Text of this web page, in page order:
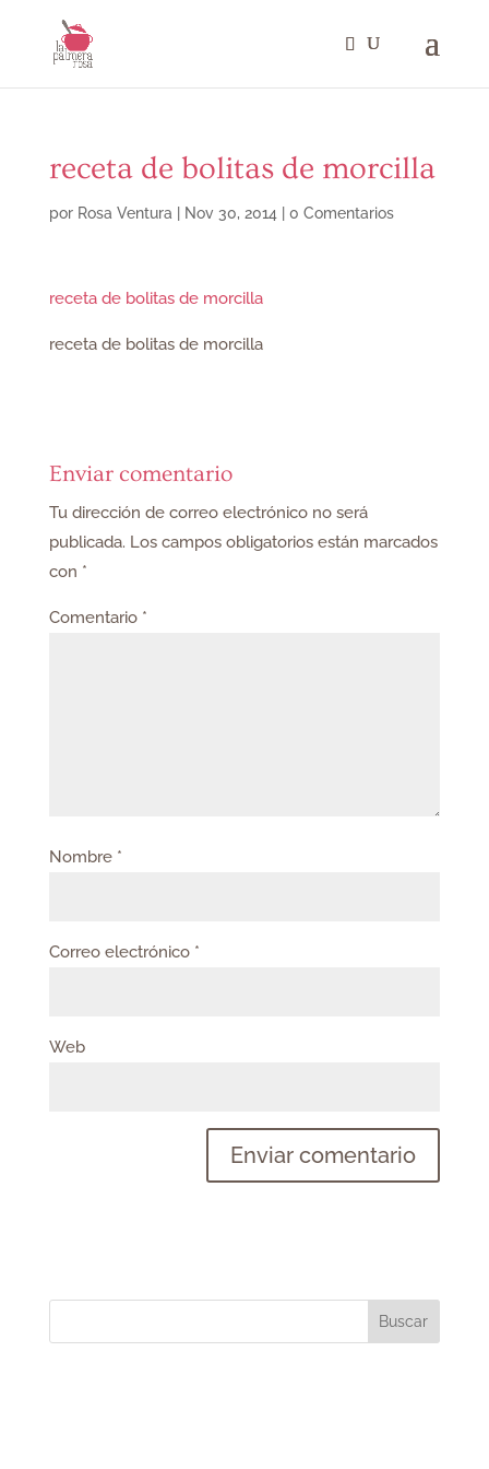
receta de bolitas de morcilla
por Rosa Ventura Nov 30, 2014 0 Comentarios
receta de bolitas de morcilla
receta de bolitas de morcilla
Enviar comentario
Tu dirección de correo electrónico no será
publicada. Los campos obligatorios están marcados
con *
Comentario *
Nombre *
Correo electrónico *
Web
Buscar